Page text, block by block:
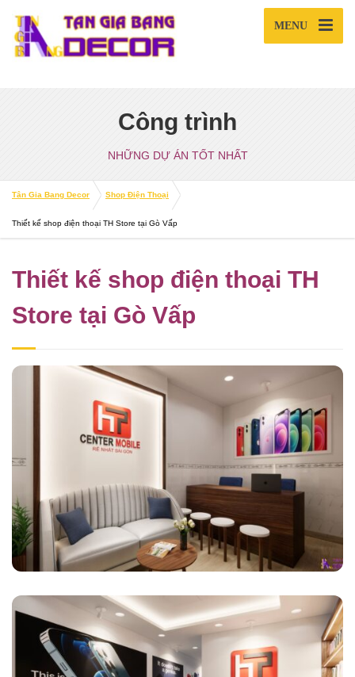
MENU
Công trình
NHỮNG DỰ ÁN TỐT NHẤT
Tân Gia Bang Decor Shop Điện Thoại
Thiết kế shop điện thoại TH Store tại Gò Vấp
Thiết kế shop điện thoại TH
Store tại Gò Vấp